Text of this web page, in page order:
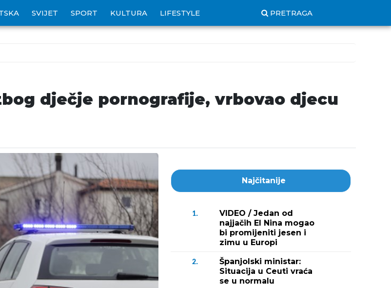
SVIJET SPORT KULTURA LIFESTYLE PRETRAGA
dječje pornografije, vrbovao djecu
Najčitanije
1.
VIDEO / Jedan od
najjačih El Nina mogao
bi promijeniti jesen i
zimu u Europi
2.
Španjolski ministar:
Situacija u Ceuti vraća
se u normalu